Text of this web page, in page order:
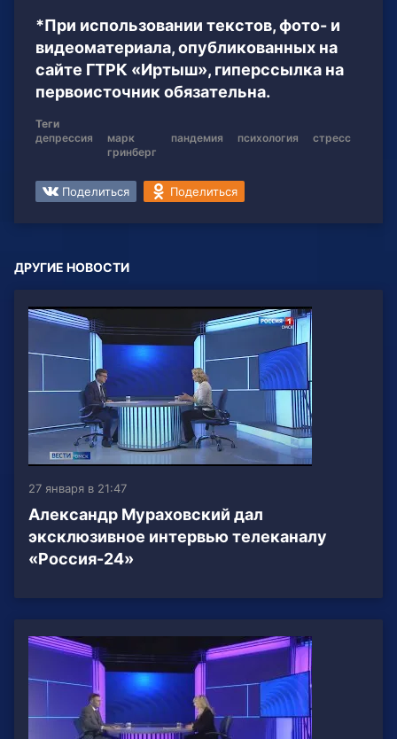
*При использовании текстов, фото- и
видеоматериала, опубликованных на
сайте ГТРК «Иртыш», гиперссылка на
первоисточник обязательна.
Теги
депрессия
марк
гринберг
пандемия психология стресс
Поделиться Поделиться
ДРУГИЕ НОВОСТИ
27 января в 21:47
Александр Мураховский дал
эксклюзивное интервью телеканалу
«Россия-24»